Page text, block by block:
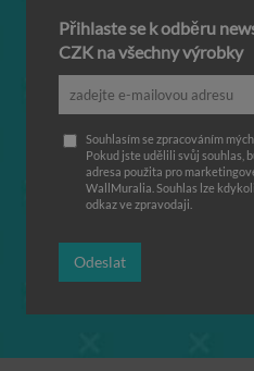
Přihlaste se k odběru
CZK na všechny výrobky
Souhlasím se zpracováním
Pokud jste udělili svůj souhlas,
adresa použita pro
WallMuralia. Souhlas lze
odkaz ve zpravodaji.
Odeslat